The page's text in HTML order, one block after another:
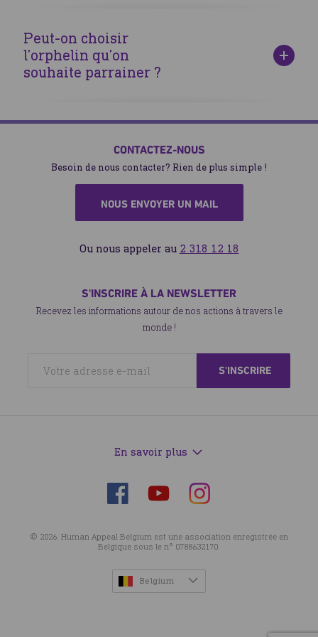
de donner de l'argent supplémentaire au-delà du coût du
parrainage. Cependant, chez Human Appeal, les orphelins
sont prioritaires pour tous nos projets, et bénéficient ainsi
Peut-on choisir
l’orphelin qu’on
souhaite parrainer ?
pour le parrainage. Toutefois, il y a la possibilité de choisir
un pays, un âge ou un sexe en particulier.
CONTACTEZ-NOUS
Besoin de nous contacter? Rien de plus simple !
NOUS ENVOYER UN MAIL
Ou nous appeler au 2 318 12 18
S'INSCRIRE À LA NEWSLETTER
Recevez les informations autour de nos actions à travers le
monde !
En savoir plus
Suivez-
nous
Facebook
Suivez-
YouTube
Suivez-
nous
Instagram
© 2026. Human Appeal Belgium est une association enregistrée en
Belgique sous le n° 0788632170.
Belgium